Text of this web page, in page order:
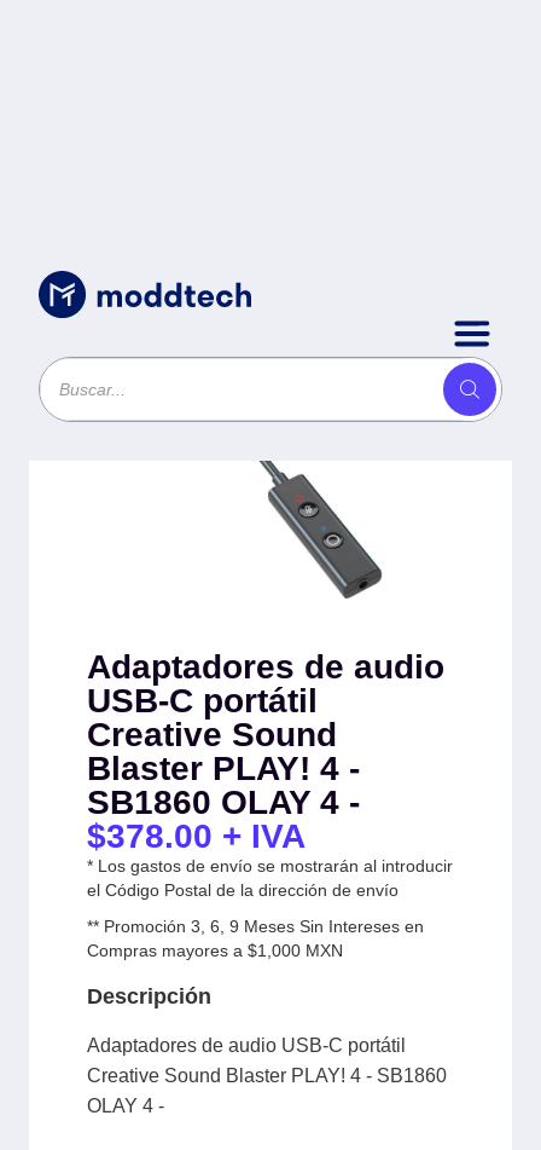
Sin categoría/Adaptadores de audio USB-C
PLAY! 4 - SB1860 OLAY 4 -
Adaptadores de audio
USB-C portátil
Creative Sound
Blaster PLAY! 4 -
SB1860 OLAY 4 -
$378.00 + IVA
* Los gastos de envío se mostrarán al introducir
el Código Postal de la dirección de envío
** Promoción 3, 6, 9 Meses Sin Intereses en
Compras mayores a $1,000 MXN
Descripción
Adaptadores de audio USB-C portátil
Creative Sound Blaster PLAY! 4 - SB1860
OLAY 4 -